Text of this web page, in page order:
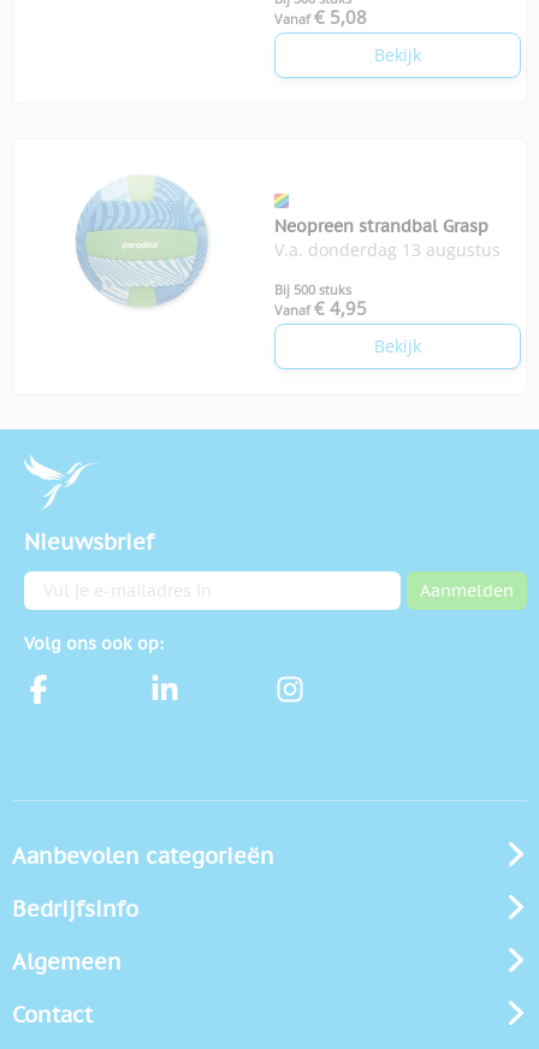
Vanaf € 5,08
Bekijk
Neopreen strandbal Grasp
V.a. donderdag 13 augustus
Bij 500 stuks
Vanaf € 4,95
Bekijk
Nieuwsbrief
E-mailadres Aanmelden
Volg ons ook op:
Aanbevolen categorieën
Bedrijfsinfo
Algemeen
Contact